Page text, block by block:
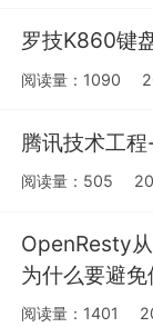
罗技K860键
阅读量：1090
腾讯技术工
阅读量：505
OpenResty
为什么要避免
阅读量：1401